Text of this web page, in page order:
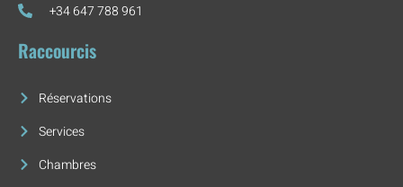
+34 647 788 961
Raccourcis
Réservations
Services
Chambres